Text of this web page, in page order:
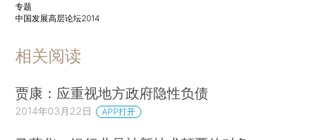
专题
中国发展高层论坛2014
相关阅读
贾康：应重视地方政府隐性负债
2014年03月22日 APP打开